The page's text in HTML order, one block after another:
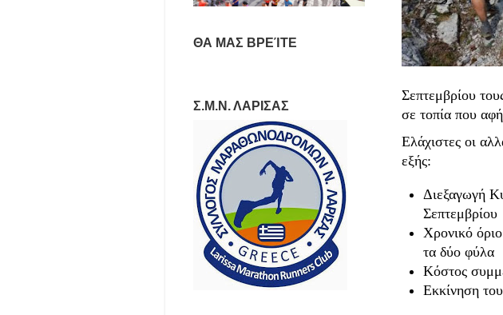
Σεπτεμβρίου
σε τοπία που
Ελάχιστες οι
εξής:
Διεξαγωγή
Σεπτεμβρίου
Χρονικό
τα δύο φύλα
Κόστος
Εκκίνηση
ΘΑ ΜΑΣ ΒΡΕΊΤΕ
Σ.Μ.Ν. ΛΑΡΙΣΑΣ